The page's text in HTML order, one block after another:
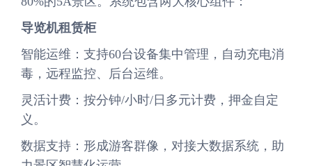
导览机租赁柜
智能运维：支持60台设备集中管理，自动充电消
毒，远程监控、后台运维。
灵活计费：按分钟/小时/日多元计费，押金自定
义。
数据支持：形成游客群像，对接大数据系统，助